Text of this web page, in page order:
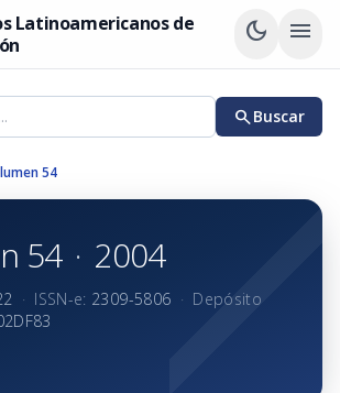
Latinoamericanos de
dark_mode menu
searchBuscar
54
54 · 2004
· ISSN-e: 2309-5806 · Depósito